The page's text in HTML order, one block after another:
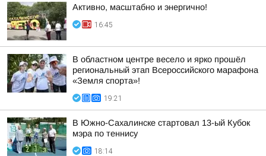
Активно, масштабно и энергично!
16:45
В областном центре весело и ярко прошёл
региональный этап Всероссийского марафона
«Земля спорта»!
19:21
В Южно-Сахалинске стартовал 13-ый Кубок
мэра по теннису
18:14